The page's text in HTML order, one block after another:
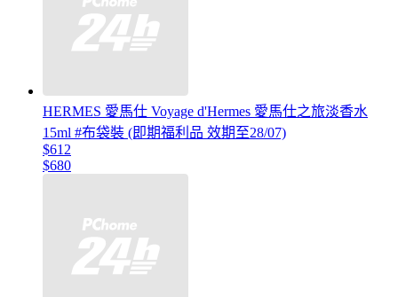
HERMES 愛馬仕 Voyage d'Hermes 愛馬仕之旅淡香水
15ml #布袋裝 (即期福利品 效期至28/07)
$612
$680